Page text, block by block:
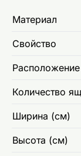
Материал
Свойство
Расположение
Количество
Ширина (см)
Высота (см)